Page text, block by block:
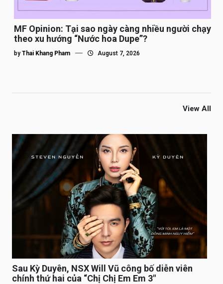
MF Opinion: Tại sao ngày càng nhiều người chạy
theo xu hướng “Nước hoa Dupe”?
by Thai Khang Pham August 7, 2026
View All
Sau Kỳ Duyên, NSX Will Vũ công bố diễn viên
chính thứ hai của “Chị Chị Em Em 3″